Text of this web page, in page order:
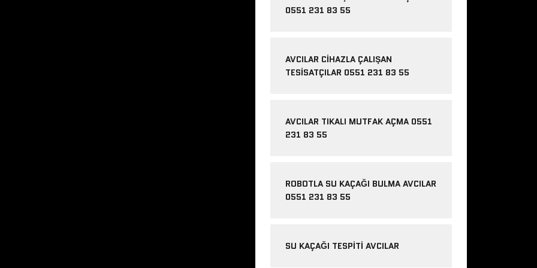
0551 231 83 55
AVCILAR CIHAZLA ÇALIŞAN
TESISATÇILAR 0551 231 83 55
AVCILAR TIKALI MUTFAK AÇMA 0551
231 83 55
ROBOTLA SU KAÇAĞI BULMA AVCILAR
0551 231 83 55
SU KAÇAĞI TESPITI AVCILAR